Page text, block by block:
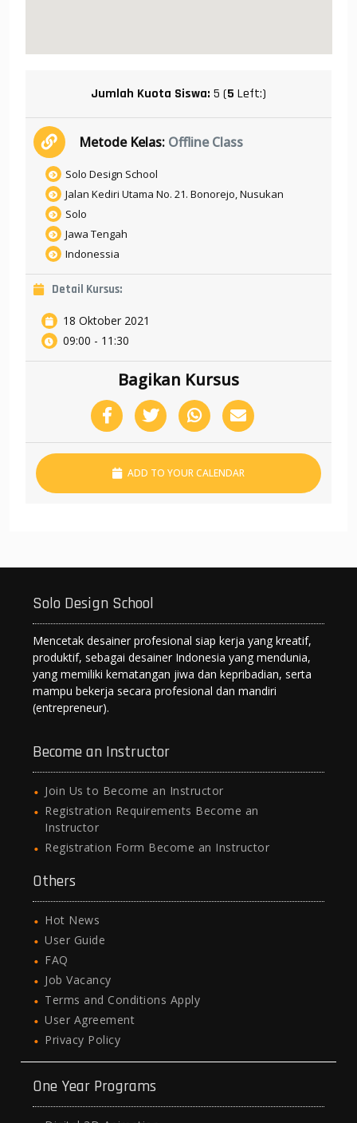
Jumlah Kuota Siswa: 5 (5 Left:)
Metode Kelas: Offline Class
Solo Design School
Jalan Kediri Utama No. 21. Bonorejo, Nusukan
Solo
Jawa Tengah
Indonessia
Detail Kursus:
18 Oktober 2021
09:00 - 11:30
Bagikan Kursus
ADD TO YOUR CALENDAR
Solo Design School
Mencetak desainer profesional siap kerja yang kreatif,
produktif, sebagai desainer Indonesia yang mendunia,
yang memiliki kematangan jiwa dan kepribadian, serta
mampu bekerja secara profesional dan mandiri
(entrepreneur).
Become an Instructor
Join Us to Become an Instructor
Registration Requirements Become an
Instructor
Registration Form Become an Instructor
Others
Hot News
User Guide
FAQ
Job Vacancy
Terms and Conditions Apply
User Agreement
Privacy Policy
One Year Programs